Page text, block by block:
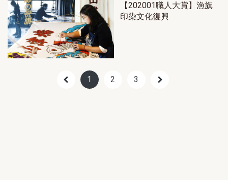
【202001職人大賞】漁旗
印染文化復興
1 2 3